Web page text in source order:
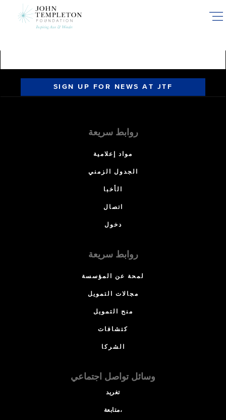
SIGN UP FOR NEWS AT JTF
روابط سريعة
مواد إعلامية
الجدول الزمني
الأخبا
اتصال
دخول
روابط سريعة
لمحة عن المؤسسة
مجالات التمويل
منح التمويل
كتشافات
الشركا
وسائل تواصل اجتماعي
تغريد
متابعة،